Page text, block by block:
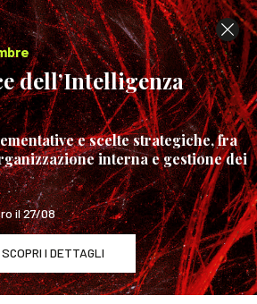
dell’Intelligenza
e scelte strategiche, fra
interna e gestione dei
il 27/08
SCOPRI I DETTAGLI